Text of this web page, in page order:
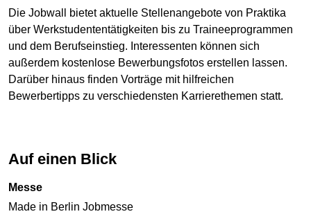
Die Jobwall bietet aktuelle Stellenangebote von Praktika
über Werkstudententätigkeiten bis zu Traineeprogrammen
und dem Berufseinstieg. Interessenten können sich
außerdem kostenlose Bewerbungsfotos erstellen lassen.
Darüber hinaus finden Vorträge mit hilfreichen
Bewerbertipps zu verschiedensten Karrierethemen statt.
Auf einen Blick
Messe
Made in Berlin Jobmesse